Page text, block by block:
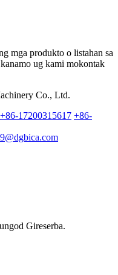
mga produkto o listahan sa
ug kami mokontak
Co., Ltd.
+86-17200315617 +86-
Gireserba.